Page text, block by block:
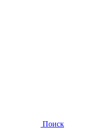
Поиск